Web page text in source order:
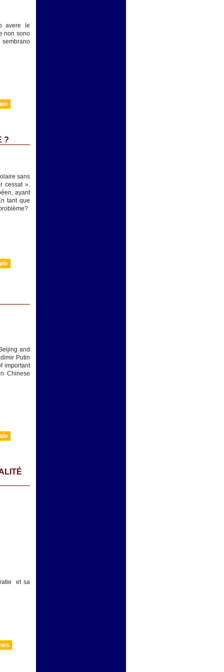
avere le
non sono
sembrano
?
sans
cessat ».
ayant
tant que
and
Putin
important
Chinese
et sa